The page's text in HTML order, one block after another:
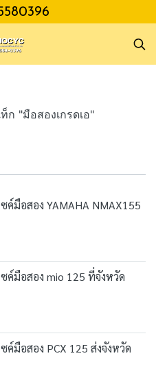
ก "มือสองเกรดเอ"
ค์มือสอง YAMAHA NMAX155
ค์มือสอง mio 125 ที่จังหวัด
ค์มือสอง PCX 125 ส่งจังหวัด